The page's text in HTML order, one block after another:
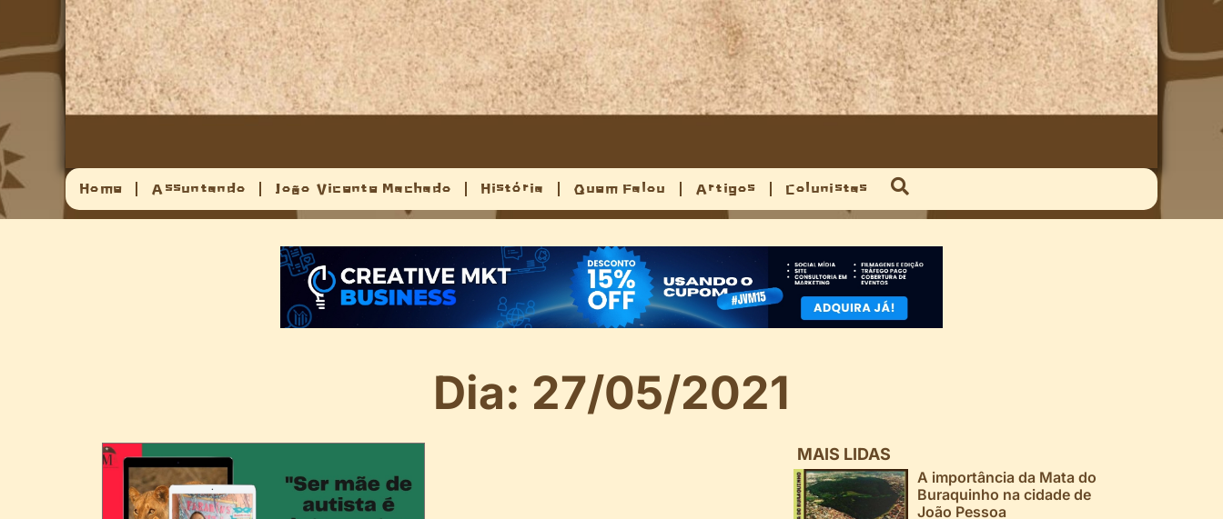
Home Assuntando João Vicente Machado História Quem Falou Artigos Colunistas
Dia: 27/05/2021
MAIS LIDAS
A importância da Mata do
Buraquinho na cidade de
João Pessoa